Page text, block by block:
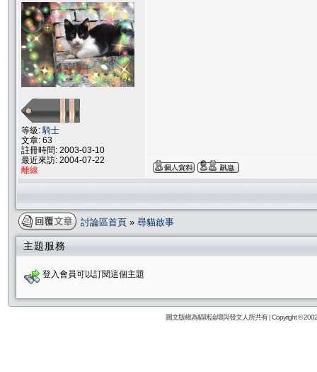
等級:騎士
文章: 63
註冊時間: 2003-03-10
最近來訪: 2004-07-22
離線
討論區首頁 » 尋貓啟事
主題服務
登入會員可以訂閱這個主題
圖文版權為貓咪論壇與發文人所共有 | Copyright ©